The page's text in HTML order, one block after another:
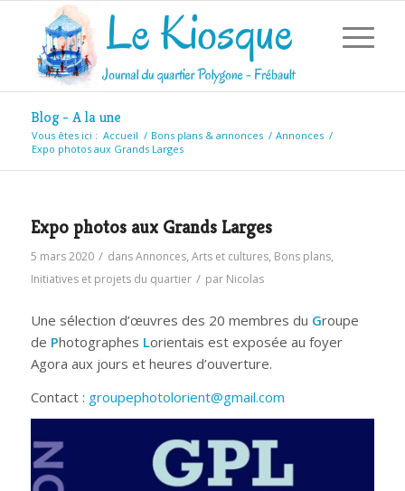
Blog - A la une
Vous êtes ici : Accueil / Bons plans & annonces / Annonces /
Expo photos aux Grands Larges
Expo photos aux Grands Larges
5 mars 2020 / dansAnnonces, Arts et cultures, Bons plans,
Initiatives et projets du quartier / par Nicolas
Une sélection d’œuvres des 20 membres du Groupe
de Photographes Lorientais est exposée au foyer
Agora aux jours et heures d’ouverture.
Contact : groupephotolorient@gmail.com